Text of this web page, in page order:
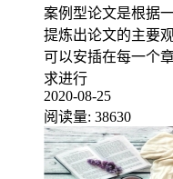
案例型论文是根据
提炼出论文的主要
可以安插在每一个
求进行
2020-08-25
阅读量: 38630